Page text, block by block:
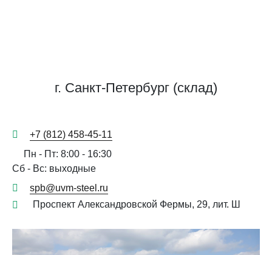
г. Санкт-Петербург (склад)
+7 (812) 458-45-11
Пн - Пт: 8:00 - 16:30
Сб - Вс: выходные
spb@uvm-steel.ru
Проспект Александровской Фермы, 29, лит. Ш